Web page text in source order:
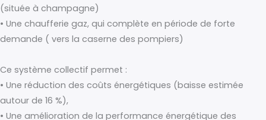
(située à champagne)
• Une chaufferie gaz, qui complète en période de forte
demande ( vers la caserne des pompiers)
Ce système collectif permet :
• Une réduction des coûts énergétiques (baisse estimée
autour de 16 %),
• Une amélioration de la performance énergétique des